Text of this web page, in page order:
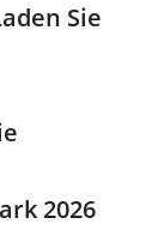
Sie
2026